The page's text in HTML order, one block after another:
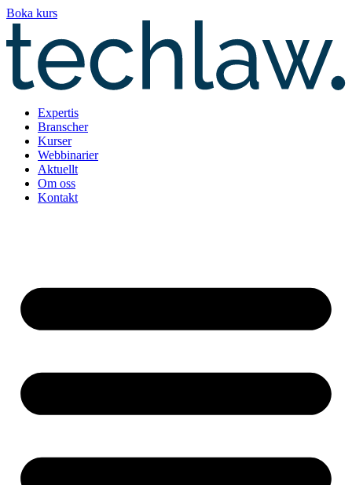
Hoppa
till
innehåll
Boka kurs
Expertis
Branscher
Kurser
Webbinarier
Aktuellt
Om oss
Kontakt